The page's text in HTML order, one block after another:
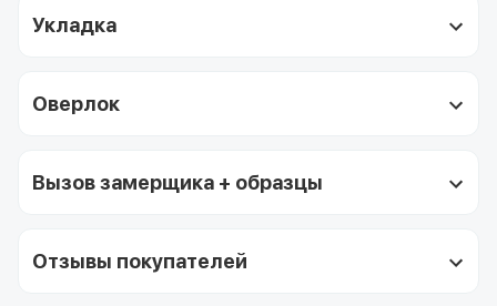
Укладка
Оверлок
Вызов замерщика + образцы
Отзывы покупателей